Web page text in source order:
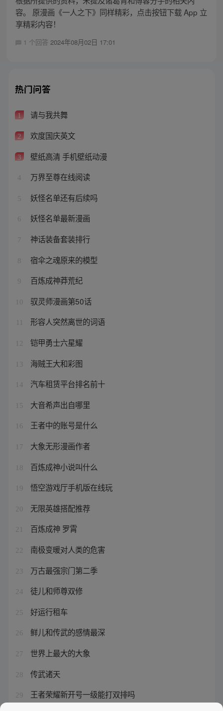
容。 原漫画《一人之下》同样精彩，点击按钮下载 App 立
享精彩内容！
1 个回答 2024年08月02日 17:01
热门问答
1 请与我共舞
2 欢度国庆英文
3 壁纸高清 手机壁纸动漫
4 万界至尊在线阅读
5 妖怪名单还有后续吗
6 妖怪名单最新漫画
7 神话装备套装排行
8 宿伞之魂原来的模型
9 百炼成神莽荒纪
10 驭灵师漫画第50话
形容人突然离世的词语
12 铠甲勇士六星耀
13 海贼王大和彩图
14 汽车租赁平台排名前十
15 大音希声出自哪里
16 王者中的账号是什么
17 大象无形漫画作者
18 百炼成神小说叫什么
19 悟空游戏厅手机版在线玩
20 无限英雄搭配推荐
21 百炼成神 罗霄
22 南极变暖对人类的危害
23 万古最强宗门第二季
24 徒儿和师尊双修
25 好运行租车
26 鲜儿和传武的感情最深
27 世界上最大的大象
28 传武诸天
29
王者荣耀新开号一级能打双排吗